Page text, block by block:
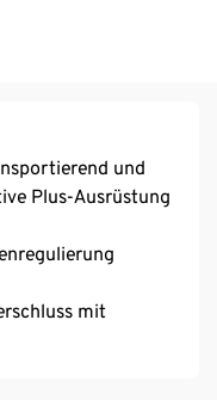
und
Plus-Ausrüstung
mit